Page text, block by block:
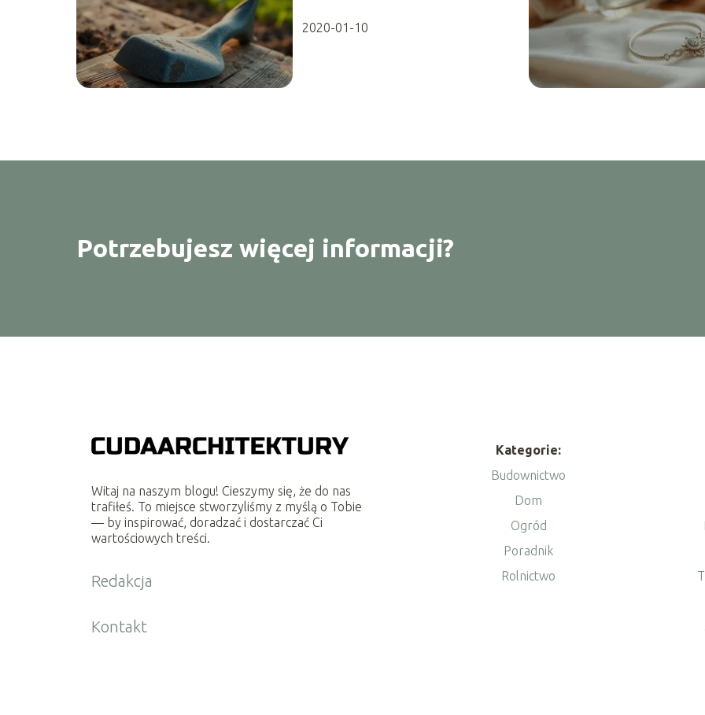
2020-01-10
Potrzebujesz więcej informacji?
Witaj na naszym blogu! Cieszymy się, że do nas
trafiłeś. To miejsce stworzyliśmy z myślą o Tobie
— by inspirować, doradzać i dostarczać Ci
wartościowych treści.
Redakcja
Kontakt
Kategorie:
Budownictwo
Dom
Ogród
Poradnik
Rolnictwo